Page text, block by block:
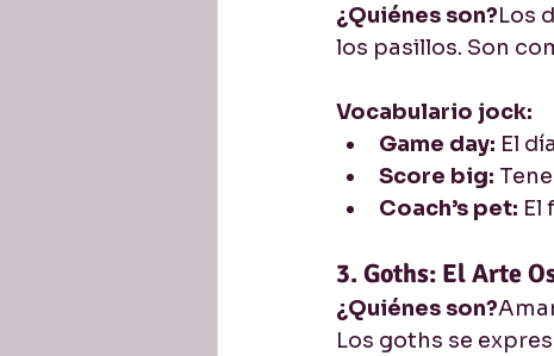
¿Quiénes son?Los
los pasillos. Son
Vocabulario jock:
Game day: El
Score big:
Coach’s pet: El
3. Goths: El Arte
¿Quiénes son?
Los goths se